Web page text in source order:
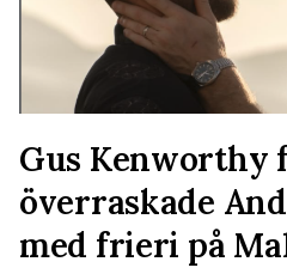
Gus Kenworthy
överraskade
med frieri på